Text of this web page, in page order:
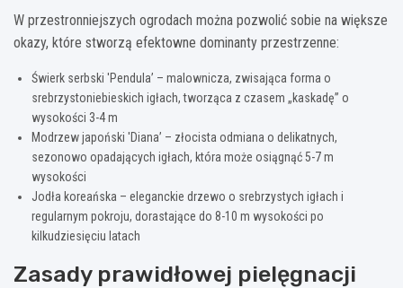
W przestronniejszych ogrodach można pozwolić sobie na większe
okazy, które stworzą efektowne dominanty przestrzenne:
Świerk serbski 'Pendula’ – malownicza, zwisająca forma o
srebrzystoniebieskich igłach, tworząca z czasem „kaskadę” o
wysokości 3-4 m
Modrzew japoński 'Diana’ – złocista odmiana o delikatnych,
sezonowo opadających igłach, która może osiągnąć 5-7 m
wysokości
Jodła koreańska – eleganckie drzewo o srebrzystych igłach i
regularnym pokroju, dorastające do 8-10 m wysokości po
kilkudziesięciu latach
Zasady prawidłowej pielęgnacji